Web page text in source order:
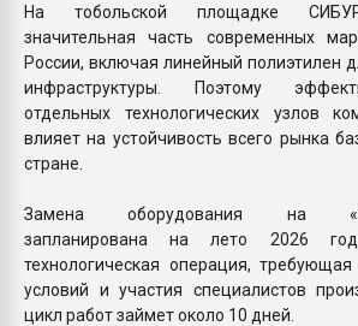
На тобольской площадке
значительная часть современных
России, включая линейный полиэтилен
инфраструктуры. Поэтому
отдельных технологических узлов
влияет на устойчивость всего рынка
стране.
Замена оборудования на
запланирована на лето 2026
технологическая операция, требующая
условий и участия специалистов
цикл работ займет около 10 дней.